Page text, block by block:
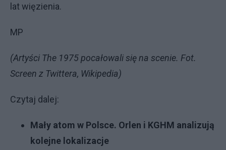
lat więzienia.
MP
(Artyści The 1975 pocałowali się na scenie. Fot.
Screen z Twittera, Wikipedia)
Czytaj dalej:
Mały atom w Polsce. Orlen i KGHM analizują
kolejne lokalizacje